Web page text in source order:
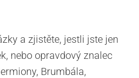
a zjistěte, jestli jste jen
nebo opravdový znalec
Brumbála,